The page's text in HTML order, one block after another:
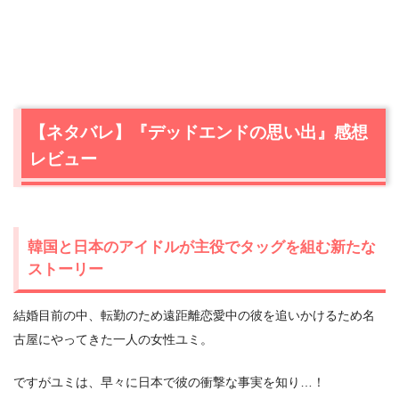
【ネタバレ】『デッドエンドの思い出』感想
レビュー
韓国と日本のアイドルが主役でタッグを組む新たな
ストーリー
結婚目前の中、転勤のため遠距離恋愛中の彼を追いかけるため名
古屋にやってきた一人の女性ユミ。
ですがユミは、早々に日本で彼の衝撃な事実を知り…！